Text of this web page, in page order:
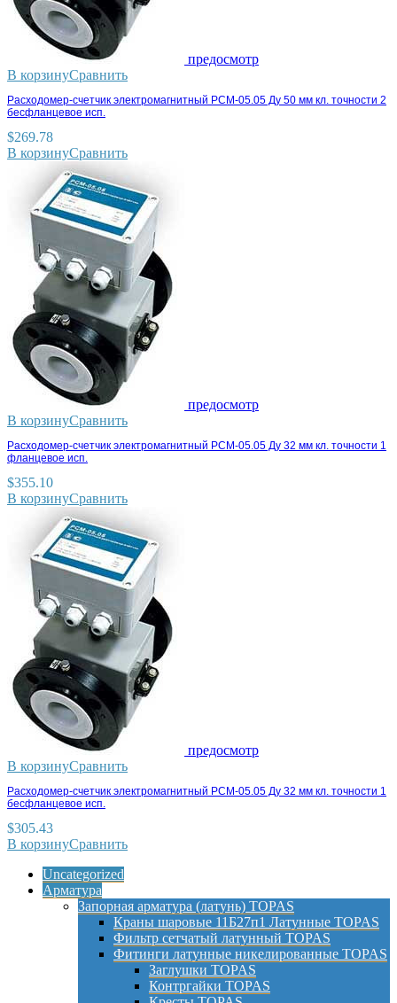
предосмотр
В корзинуСравнить
Расходомер-счетчик электромагнитный РСМ-05.05 Ду 50 мм кл. точности 2
бесфланцевое исп.
$269.78
В корзинуСравнить
предосмотр
В корзинуСравнить
Расходомер-счетчик электромагнитный РСМ-05.05 Ду 32 мм кл. точности 1
фланцевое исп.
$355.10
В корзинуСравнить
предосмотр
В корзинуСравнить
Расходомер-счетчик электромагнитный РСМ-05.05 Ду 32 мм кл. точности 1
бесфланцевое исп.
$305.43
В корзинуСравнить
Uncategorized
Арматура
Запорная арматура (латунь) TOPAS
Краны шаровые 11Б27п1 Латунные TOPAS
Фильтр сетчатый латунный TOPAS
Фитинги латунные никелированные TOPAS
Заглушки TOPAS
Контргайки TOPAS